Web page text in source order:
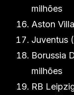
milhões
Aston
Juventus
Borussia
milhões
RB